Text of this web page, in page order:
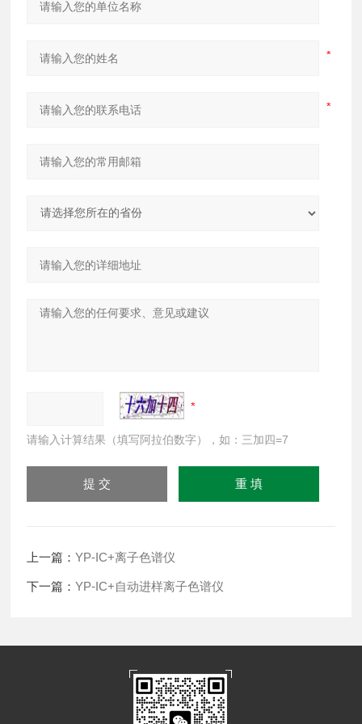
请输入计算结果（填写阿拉伯数字），如：三加四=7
上一篇：YP-IC+离子色谱仪
下一篇：YP-IC+自动进样离子色谱仪